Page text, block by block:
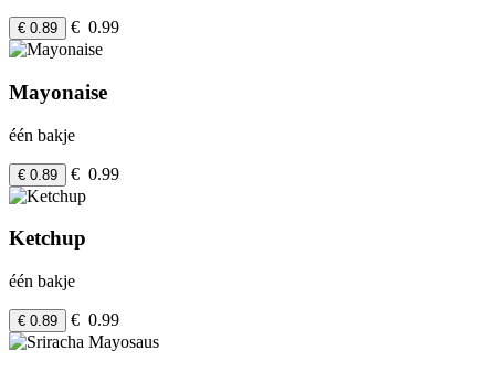
€ 0.89 € 0.99
Mayonaise
één bakje
€ 0.89 € 0.99
Ketchup
één bakje
€ 0.89 € 0.99